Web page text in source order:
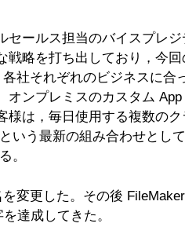
ールス担当のバイスプレジ
略を打ち出しており，今
社それぞれのビジネスに合
ンプレミスのカスタム
は，毎日使用する複数の
いう最新の組み合わせとし
。
変更した。その後
達成してきた。